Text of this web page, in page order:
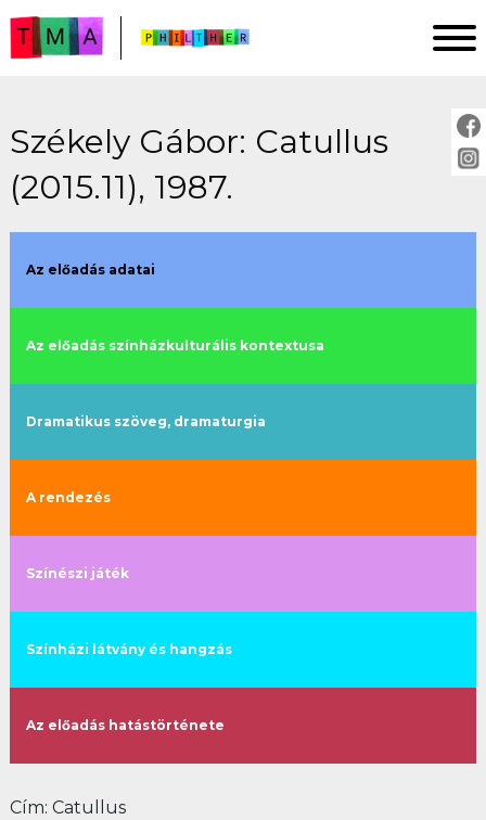
FŐOLDAL
ELEMZÉSEK
Székely Gábor: Catullus
(2015.11), 1987.
Az előadás adatai
Az előadás színházkulturális kontextusa
Dramatikus szöveg, dramaturgia
A rendezés
Színészi játék
Színházi látvány és hangzás
Az előadás hatástörténete
Cím: Catullus